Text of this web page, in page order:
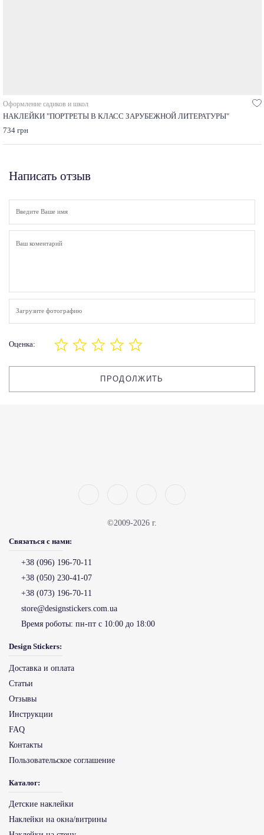
Оформление садиков и школ
НАКЛЕЙКИ "ПОРТРЕТЫ В КЛАСС ЗАРУБЕЖНОЙ ЛИТЕРАТУРЫ"
734 грн
Написать отзыв
Загрузите фотографию
Оценка:
ПРОДОЛЖИТЬ
©2009-2026 г.
Связаться с нами:
+38 (096) 196-70-11
+38 (050) 230-41-07
+38 (073) 196-70-11
store@designstickers.com.ua
Время роботы: пн-пт с 10:00 до 18:00
Design Stickers:
Доставка и оплата
Статьи
Отзывы
Инструкции
FAQ
Контакты
Пользовательское соглашение
Каталог:
Детские наклейки
Наклейки на окна/витрины